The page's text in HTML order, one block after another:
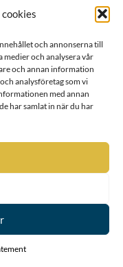
och annonserna till
och analysera vår
och annan information
analysföretag som vi
med annan
har samlat in när du har
eller